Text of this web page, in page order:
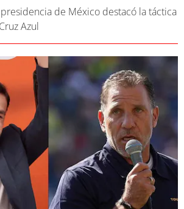
de México destacó la táctica
Azul